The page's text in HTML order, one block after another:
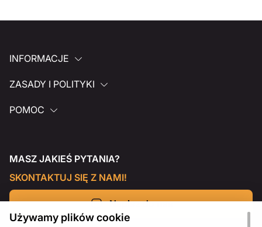
INFORMACJE
ZASADY I POLITYKI
POMOC
MASZ JAKIEŚ PYTANIA?
SKONTAKTUJ SIĘ Z NAMI!
Napisz do nas
Używamy plików cookie